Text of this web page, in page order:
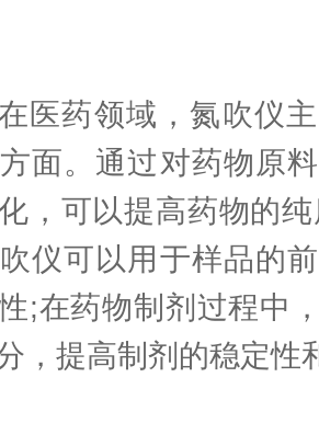
药领域，氮吹仪主
面。通过对药物原
，可以提高药物的
仪可以用于样品的
;在药物制剂过程中
，提高制剂的稳定性